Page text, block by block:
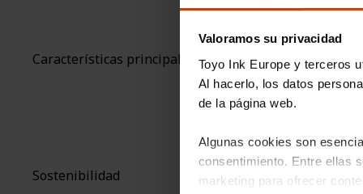
Valoramos su privacidad
Toyo Ink Europe y terceros
Al hacerlo, los datos
de la página web.
Algunas cookies son
consentimiento. Entre ellas
marketing para ofrecer
Características principales
Sostenibilidad